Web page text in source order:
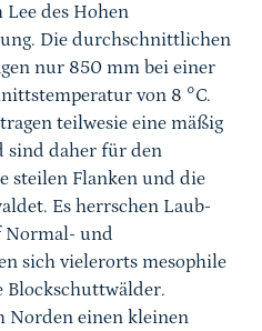
des Hohen
Die durchschnittlichen
nur 850 mm bei einer
von 8 °C.
teilwesie eine mäßig
sind daher für den
steilen Flanken und die
Es herrschen Laub-
Normal- und
sich vielerorts mesophile
Blockschuttwälder.
Norden einen kleinen